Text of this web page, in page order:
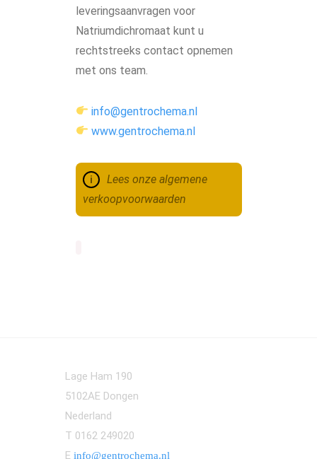
leveringsaanvragen voor
Natriumdichromaat kunt u
rechtstreeks contact opnemen
met ons team.
info@gentrochema.nl
www.gentrochema.nl
Lees onze algemene
verkoopvoorwaarden
Lage Ham 190
5102AE Dongen
Nederland
T 0162 249020
E info@gentrochema.nl